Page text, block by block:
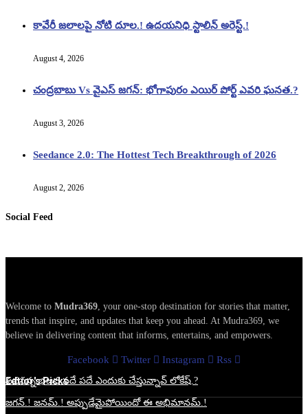
కావేరీ జలాలపై నోటి దూల.! ఉదయనిధి స్టాలిన్ అరెస్ట్.!
August 4, 2026
చంద్రబాబు Vs వైఎస్ జగన్: భోగాపురం ఎయిర్ పోర్ట్ ఎవరి ఘనత.?
August 3, 2026
Seedance 2.0: The Hottest Tech Breakthrough of 2026
August 2, 2026
Social Feed
Welcome to Mudra369, your one-stop destination for stories that matter,
trends that inspire, and updates that keep you ahead. At Mudra369, we
believe in delivering content that informs, entertains, and empowers.
Facebook Twitter Instagram
Rss
Edtior's Picks
పవనన్న భజన పదే పదే ఎందుకు చేస్తున్నావ్ లోకేష్.?
జగన్.! జనమ్.! అప్పుడేమైపోయిందో ఈ అభిమానమ్.!